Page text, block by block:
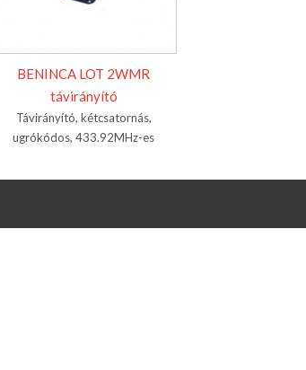
BENINCA LOT 2WMR
távirányító
Távirányító, kétcsatornás,
ugrókódos, 433.92MHz-es